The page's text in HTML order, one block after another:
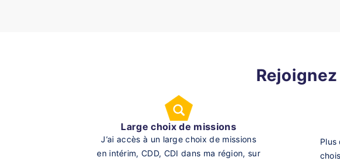
Large choix de missions
J’ai accès à un large choix de missions
en intérim, CDD, CDI dans ma région, sur
Plus